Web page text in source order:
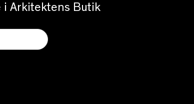
i Arkitektens Butik